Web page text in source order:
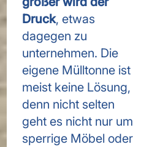
Druck, etwas
dagegen zu
unternehmen. Die
eigene Mülltonne ist
meist keine Lösung,
denn nicht selten
geht es nicht nur um
sperrige Möbel oder